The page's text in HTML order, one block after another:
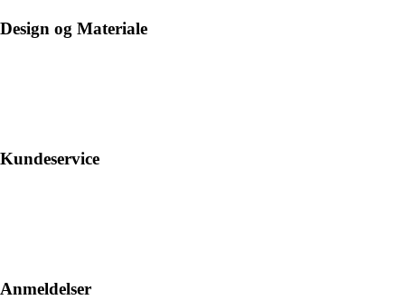
Design og Materiale
Kundeservice
Anmeldelser